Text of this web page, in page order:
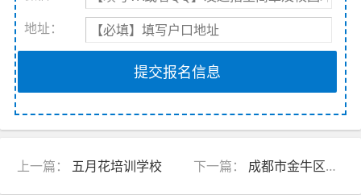
地址：
提交报名信息
上一篇： 五月花培训学校 下一篇： 成都市金牛区五月花学校是私立吗